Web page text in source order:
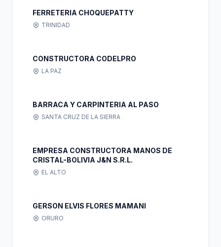
FERRETERIA CHOQUEPATTY
TRINIDAD
CONSTRUCTORA CODELPRO
LA PAZ
BARRACA Y CARPINTERIA AL PASO
SANTA CRUZ DE LA SIERRA
EMPRESA CONSTRUCTORA MANOS DE
CRISTAL-BOLIVIA J&N S.R.L.
EL ALTO
GERSON ELVIS FLORES MAMANI
ORURO